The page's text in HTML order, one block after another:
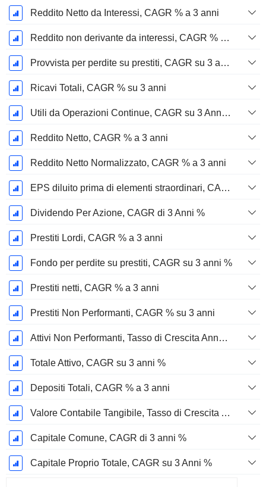
Reddito Netto da Interessi, CAGR % a 3 anni
Reddito non derivante da interessi, CAGR % a 3 anni
Provvista per perdite su prestiti, CAGR su 3 anni %
Ricavi Totali, CAGR % su 3 anni
Utili da Operazioni Continue, CAGR su 3 Anni %
Reddito Netto, CAGR % a 3 anni
Reddito Netto Normalizzato, CAGR % a 3 anni
EPS diluito prima di elementi straordinari, CAGR su 3 anni %
Dividendo Per Azione, CAGR di 3 Anni %
Prestiti Lordi, CAGR % a 3 anni
Fondo per perdite su prestiti, CAGR su 3 anni %
Prestiti netti, CAGR % a 3 anni
Prestiti Non Performanti, CAGR % su 3 anni
Attivi Non Performanti, Tasso di Crescita Annuo Composto a 3 Anni %
Totale Attivo, CAGR su 3 anni %
Depositi Totali, CAGR % a 3 anni
Valore Contabile Tangibile, Tasso di Crescita Annuo Composto su 3 anni %
Capitale Comune, CAGR di 3 anni %
Capitale Proprio Totale, CAGR su 3 Anni %